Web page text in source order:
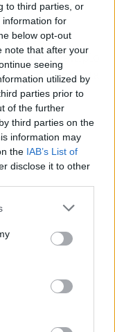
to third parties, or
information for
below opt-out
note that after your
seeing
utilized by
parties prior to
of the further
third parties on the
information may
the IAB’s List of
disclose it to other
y
para
a la
por ejemplo
una puerta